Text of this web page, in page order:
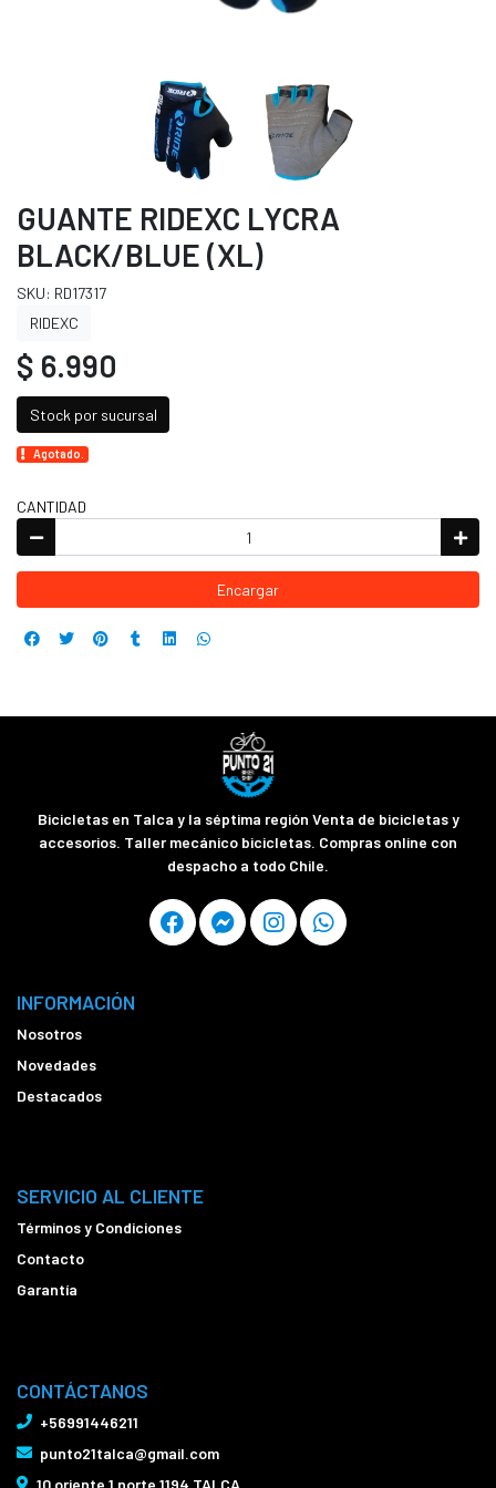
GUANTE RIDEXC LYCRA
BLACK/BLUE (XL)
SKU: RD17317
RIDEXC
$ 6.990
Stock por sucursal
Agotado.
CANTIDAD
Encargar
Bicicletas en Talca y la séptima región Venta de bicicletas y
accesorios. Taller mecánico bicicletas. Compras online con
despacho a todo Chile.
INFORMACIÓN
Nosotros
Novedades
Destacados
SERVICIO AL CLIENTE
Términos y Condiciones
Contacto
Garantía
CONTÁCTANOS
+56991446211
punto21talca@gmail.com
10 oriente 1 norte 1194 TALCA